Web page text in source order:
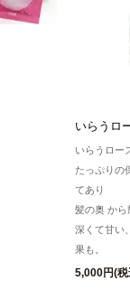
いらうロ
いらうロー
たっぷりの
てあり
髪の奥 から
深くて甘い
果も。
5,000円(